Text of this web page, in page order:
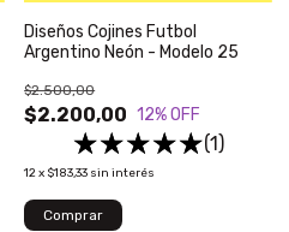
Diseños Cojines Futbol
Argentino Neón - Modelo 25
$2.200,00
$2.500,00
12% OFF
(1)
12x $183,33 sin interés